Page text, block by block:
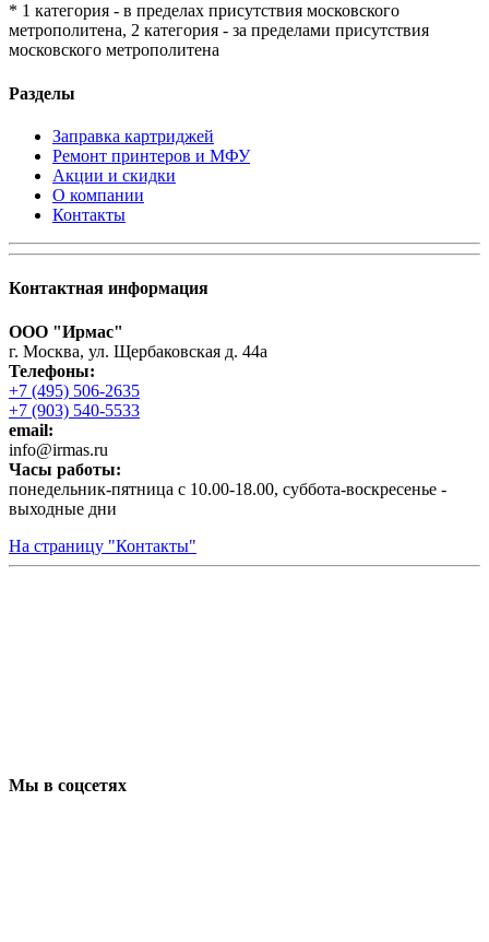
* 1 категория - в пределах присутствия московского
метрополитена, 2 категория - за пределами присутствия
московского метрополитена
Разделы
Заправка картриджей
Ремонт принтеров и МФУ
Акции и скидки
О компании
Контакты
Контактная информация
ООО "Ирмас"
г. Москва, ул. Щербаковская д. 44а
Телефоны:
+7 (495) 506-2635
+7 (903) 540-5533
email:
infо@irmas.ru
Часы работы:
понедельник-пятница с 10.00-18.00, суббота-воскресенье -
выходные дни
На страницу "Контакты"
Мы в соцсетях